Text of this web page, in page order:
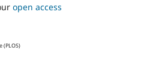
open access
(PLOS)